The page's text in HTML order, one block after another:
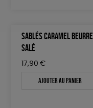
SABLÉS CARAMEL BEURRE
SALÉ
17,90 €
Ajouter au panier